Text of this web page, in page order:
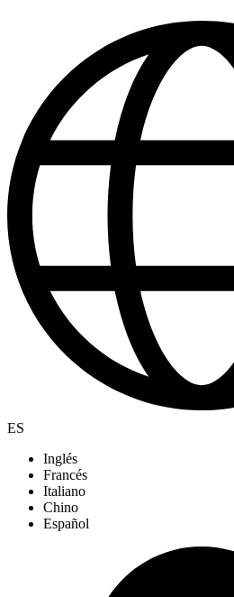
ES
Inglés
Francés
Italiano
Chino
Español